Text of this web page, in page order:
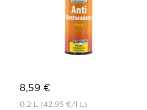
8,59 €
0.2 L (42,95 €/1 L)